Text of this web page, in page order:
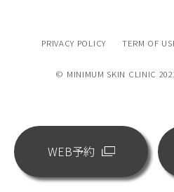
PRIVACY POLICY TERM OF
© MINIMUM SKIN CLINIC
WEB予約